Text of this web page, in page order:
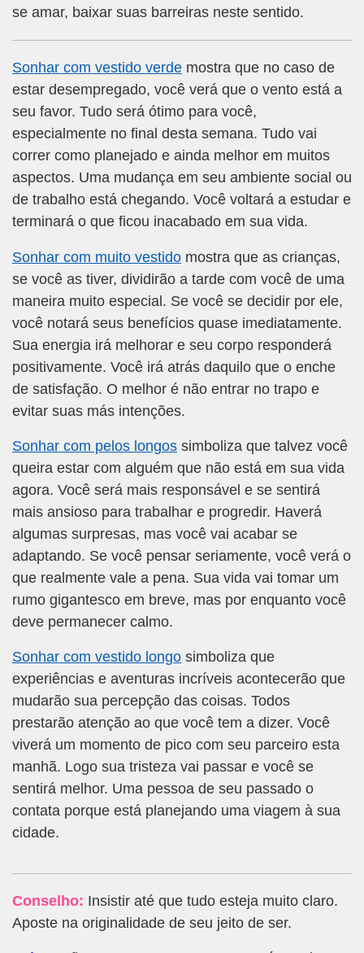
se amar, baixar suas barreiras neste sentido.
Sonhar com vestido verde mostra que no caso de
estar desempregado, você verá que o vento está a
seu favor. Tudo será ótimo para você,
especialmente no final desta semana. Tudo vai
correr como planejado e ainda melhor em muitos
aspectos. Uma mudança em seu ambiente social ou
de trabalho está chegando. Você voltará a estudar e
terminará o que ficou inacabado em sua vida.
Sonhar com muito vestido mostra que as crianças,
se você as tiver, dividirão a tarde com você de uma
maneira muito especial. Se você se decidir por ele,
você notará seus benefícios quase imediatamente.
Sua energia irá melhorar e seu corpo responderá
positivamente. Você irá atrás daquilo que o enche
de satisfação. O melhor é não entrar no trapo e
evitar suas más intenções.
Sonhar com pelos longos simboliza que talvez você
queira estar com alguém que não está em sua vida
agora. Você será mais responsável e se sentirá
mais ansioso para trabalhar e progredir. Haverá
algumas surpresas, mas você vai acabar se
adaptando. Se você pensar seriamente, você verá o
que realmente vale a pena. Sua vida vai tomar um
rumo gigantesco em breve, mas por enquanto você
deve permanecer calmo.
Sonhar com vestido longo simboliza que
experiências e aventuras incríveis acontecerão que
mudarão sua percepção das coisas. Todos
prestarão atenção ao que você tem a dizer. Você
viverá um momento de pico com seu parceiro esta
manhã. Logo sua tristeza vai passar e você se
sentirá melhor. Uma pessoa de seu passado o
contata porque está planejando uma viagem à sua
cidade.
Conselho: Insistir até que tudo esteja muito claro.
Aposte na originalidade de seu jeito de ser.